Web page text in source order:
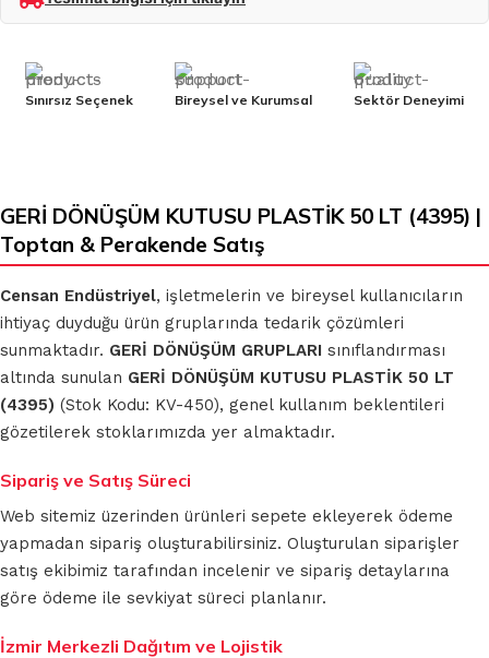
Sınırsız Seçenek Bireysel ve Kurumsal Sektör Deneyimi
GERİ DÖNÜŞÜM KUTUSU PLASTİK 50 LT (4395) |
Toptan & Perakende Satış
Censan Endüstriyel, işletmelerin ve bireysel kullanıcıların
ihtiyaç duyduğu ürün gruplarında tedarik çözümleri
sunmaktadır. GERİ DÖNÜŞÜM GRUPLARI sınıflandırması
altında sunulan GERİ DÖNÜŞÜM KUTUSU PLASTİK 50 LT
(4395) (Stok Kodu: KV-450), genel kullanım beklentileri
gözetilerek stoklarımızda yer almaktadır.
Sipariş ve Satış Süreci
Web sitemiz üzerinden ürünleri sepete ekleyerek ödeme
yapmadan sipariş oluşturabilirsiniz. Oluşturulan siparişler
satış ekibimiz tarafından incelenir ve sipariş detaylarına
göre ödeme ile sevkiyat süreci planlanır.
İzmir Merkezli Dağıtım ve Lojistik